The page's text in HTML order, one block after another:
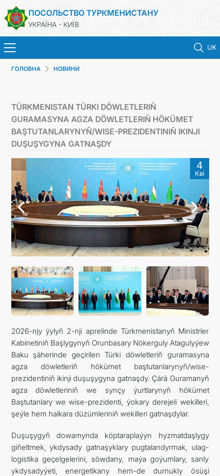
ПОСОЛЬСТВО ТУРКМЕНИСТАНУ
УКРАЇНА - КИЇВ
UK
ТУРКМЕНИСТАН
МЗС
КОНТАКТНІ ДАНІ
ГОЛОВНА НОВИНИ
TÜRKMENISTAN TÜRKI DÖWLETLERIŇ
GURAMASYNA AGZA DÖWLETLERIŇ HÖKÜMET
BAŞTUTANLARYNYŇ/WISE-PREZIDENTINIŇ IKINJI
DUŞUŞYGYNA GATNAŞDY
4
Кві
2026-njy ýylyň 2-nji aprelinde Türkmenistanyň Ministrler
Kabinetiniň Başlygynyň Orunbasary Nökerguly Atagulyýew
Baku şäherinde geçirilen Türki döwletleriň guramasyna
agza döwletleriň hökümet baştutanlarynyň/wise-
prezidentiniň ikinji duşuşygyna gatnaşdy. Çärä Guramanyň
agza döwletleriniň we synçy ýurtlarynyň hökümet
Baştutanlary we wise-prezidenti, ýokary derejeli wekilleri,
şeýle hem halkara düzümleriniň wekilleri gatnaşdylar.
Duşuşygyň dowamynda köptaraplaýyn hyzmatdaşlygy
giňeltmek, ykdysady gatnaşyklary pugtalandyrmak, ulag-
logistika geçelgelerini, söwdany, maýa goýumlary, sanly
ykdysadyýeti, energetikany hem-de durnukly ösüşi